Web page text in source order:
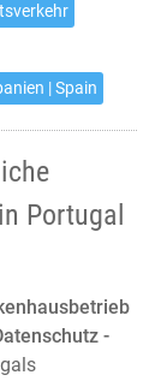
| Spain
Portugal
-